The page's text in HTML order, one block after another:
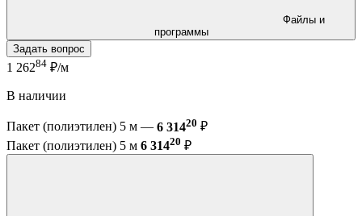
программы
Задать вопрос
1 26284 ₽/м
В наличии
Пакет (полиэтилен) 5 м — 6 31420 ₽
Пакет (полиэтилен) 5 м 6 31420 ₽